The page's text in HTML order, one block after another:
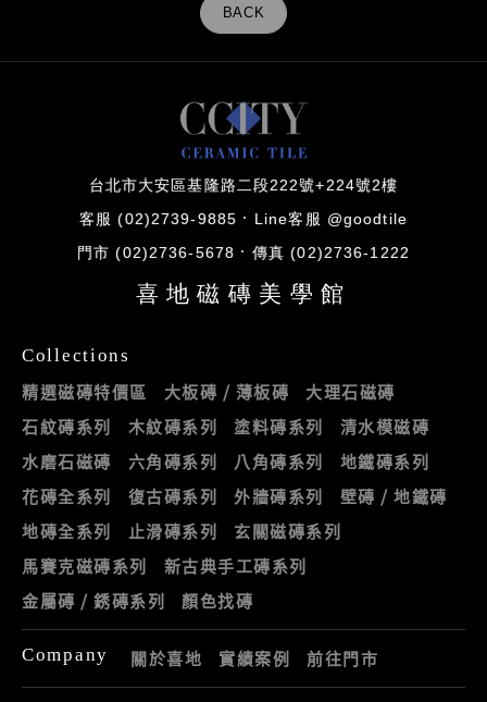
BACK
台北市大安區基隆路二段222號+224號2樓
客服 (02)2739-9885 Line客服 @goodtile
門市 (02)2736-5678 傳真 (02)2736-1222
喜地磁磚美學館
Collections
精選磁磚特價區 大板磚 / 薄板磚
大理石磁磚
石紋磚系列
木紋磚系列 塗料磚系列
清水模磁磚
水磨石磁磚
六角磚系列 八角磚系列
地鐵磚系列
花磚全系列
復古磚系列 外牆磚系列
壁磚 / 地鐵磚
地磚全系列
止滑磚系列
玄關磁磚系列
馬賽克磁磚系列
新古典手工磚系列
金屬磚 / 銹磚系列
顏色找磚
Company 關於喜地 實績案例 前往門市